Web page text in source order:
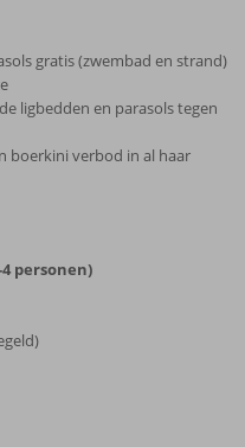
gratis (zwembad en strand)
ligbedden en parasols tegen
boerkini verbod in al haar
personen)